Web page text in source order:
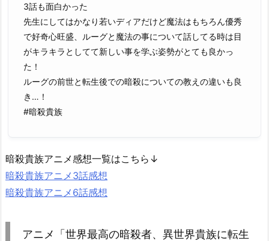
3話も面白かった
先生にしてはかなり若いディアだけど魔法はもちろん優秀
で好奇心旺盛、ルーグと魔法の事について話してる時は目
がキラキラとしてて新しい事を学ぶ姿勢がとても良かっ
た！
ルーグの前世と転生後での暗殺についての教えの違いも良
き…！
#暗殺貴族
暗殺貴族アニメ感想一覧はこちら↓
暗殺貴族アニメ3話感想
暗殺貴族アニメ6話感想
アニメ「世界最高の暗殺者、異世界貴族に転生